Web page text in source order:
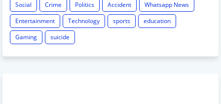
Social Crime Politics Accident
Whatsapp News
Entertainment
Technology sports
education
Gaming
suicide